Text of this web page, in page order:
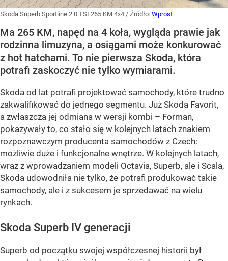
Skoda Superb Sportline 2.0 TSI 265 KM 4x4 / Źródło: Wprost
Ma 265 KM, napęd na 4 koła, wygląda prawie jak
rodzinna limuzyna, a osiągami może konkurować
z hot hatchami. To nie pierwsza Skoda, która
potrafi zaskoczyć nie tylko wymiarami.
Skoda od lat potrafi projektować samochody, które trudno
zakwalifikować do jednego segmentu. Już Skoda Favorit,
a zwłaszcza jej odmiana w wersji kombi – Forman,
pokazywały to, co stało się w kolejnych latach znakiem
rozpoznawczym producenta samochodów z Czech:
możliwie duże i funkcjonalne wnętrze. W kolejnych latach,
wraz z wprowadzaniem modeli Octavia, Superb, ale i Scala,
Skoda udowodniła nie tylko, że potrafi produkować takie
samochody, ale i z sukcesem je sprzedawać na wielu
rynkach.
Skoda Superb IV generacji
Superb od początku swojej współczesnej historii był